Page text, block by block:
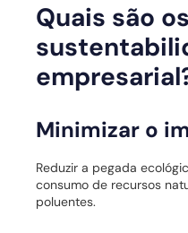
Quais são
Minimizar o
Reduzir a pegada
consumo de recursos
poluentes.